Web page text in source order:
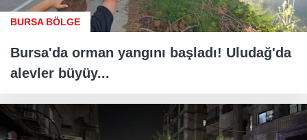
BURSA BÖLGE
Bursa'da orman yangını başladı! Uludağ'da
alevler büyüy...